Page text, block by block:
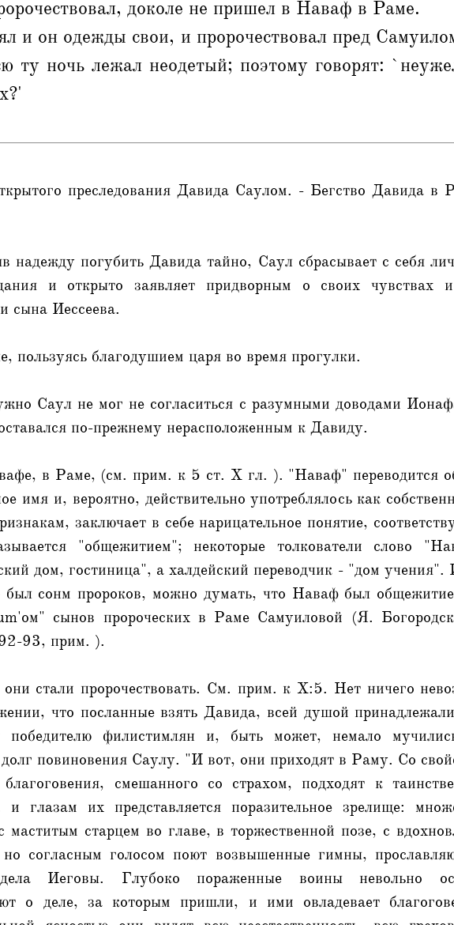
доколе не пришел в Наваф в Раме.
и он одежды свои, и пророчествовал пред
ту ночь лежал неодетый; поэтому говорят:
преследования Давида Саулом. - Бегство Давида в
надежду погубить Давида тайно, Саул сбрасывает с себя
и открыто заявляет придворным о своих чувствах
сына Иессеева.
пользуясь благодушием царя во время прогулки.
Саул не мог не согласиться с разумными доводами
по-прежнему нерасположенным к Давиду.
в Раме, (см. прим. к 5 ст. X гл. ). "Наваф" переводится
имя и, вероятно, действительно употреблялось как
заключает в себе нарицательное понятие,
"общежитием"; некоторые толкователи слово
дом, гостиница", а халдейский переводчик - "дом учения".
сонм пророков, можно думать, что Наваф был
сынов пророческих в Раме Самуиловой (Я.
93, прим. ).
стали пророчествовать. См. прим. к X:5. Нет ничего
что посланные взять Давида, всей душой
победителю филистимлян и, быть может, немало
повиновения Саулу. "И вот, они приходят в Раму. Со
благоговения, смешанного со страхом, подходят к
и глазам их представляется поразительное зрелище:
старцем во главе, в торжественной позе, с
согласным голосом поют возвышенные гимны,
Иеговы. Глубоко пораженные воины невольно
о деле, за которым пришли, и ими овладевает